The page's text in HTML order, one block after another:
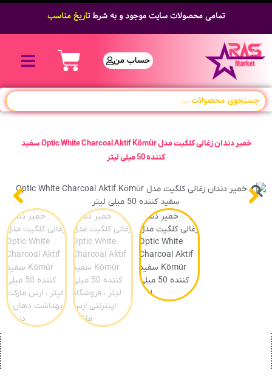
تمامی محصولات سایت موجود و به شرطتاریخ مناسب
حساب من
خمیر دندان زغالی کلگیت مدل Optic White Charcoal Aktif Kömür سفید
کننده 50 میلی لیتر